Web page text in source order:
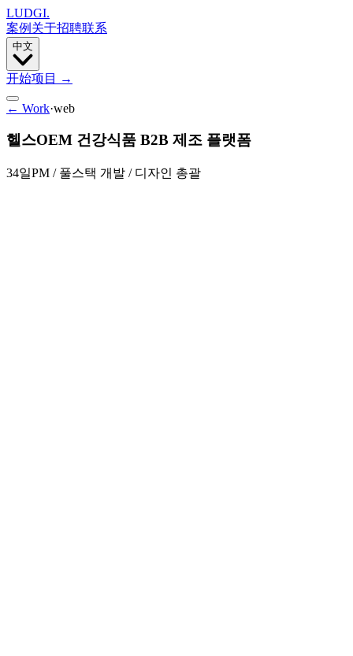
LUDGI.
案例 关于招聘联系
中文
开始项目 →
← Work·web
헬스OEM 건강식품 B2B 제조 플랫폼
34일PM / 풀스택 개발 / 디자인 총괄